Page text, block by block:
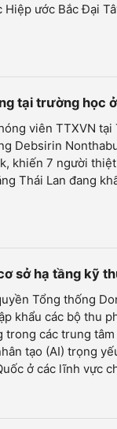
Hiệp ước Bắc Đại
tại trường học
viên TTXVN tại
Debsirin
khiến 7 người
Thái Lan đang
sở hạ tầng kỹ
Tổng thống
khẩu các bộ thu
trong các trung
tạo (AI) trọng
ở các lĩnh vực